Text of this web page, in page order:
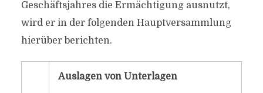
Geschäftsjahres die Ermächtigung ausnutzt,
wird er in der folgenden Hauptversammlung
hierüber berichten.
Auslagen von Unterlagen